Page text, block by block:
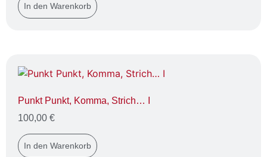
In den Warenkorb
Punkt Punkt, Komma, Strich… I
100,00 €
In den Warenkorb